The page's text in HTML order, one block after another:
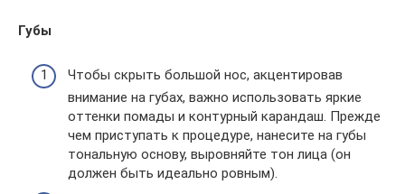
Губы
Чтобы скрыть большой нос, акцентировав
внимание на губах, важно использовать яркие
оттенки помады и контурный карандаш. Прежде
чем приступать к процедуре, нанесите на губы
тональную основу, выровняйте тон лица (он
должен быть идеально ровным).